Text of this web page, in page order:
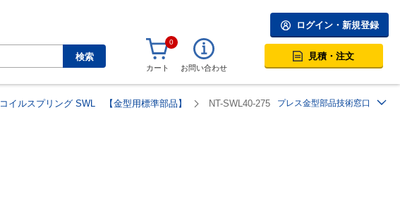
検索
ログイン・新規登録
0
カート お問い合わせ
見積・注文
コイルスプリング SWL 【金型用標準部品】 NT-SWL40-275 プレス金型部品技術窓口